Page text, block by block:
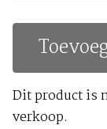
Dit product is
verkoop.